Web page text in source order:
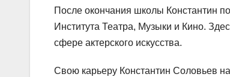
После окончания школы Константин
Института Театра, Музыки и Кино.
сфере актерского искусства.
Свою карьеру Константин Соловьев